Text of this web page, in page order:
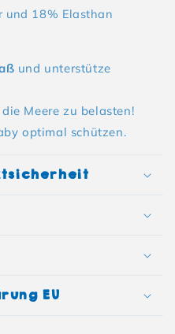
und 18% Elasthan
und unterstütze
Meere zu belasten!
optimal schützen.
EU